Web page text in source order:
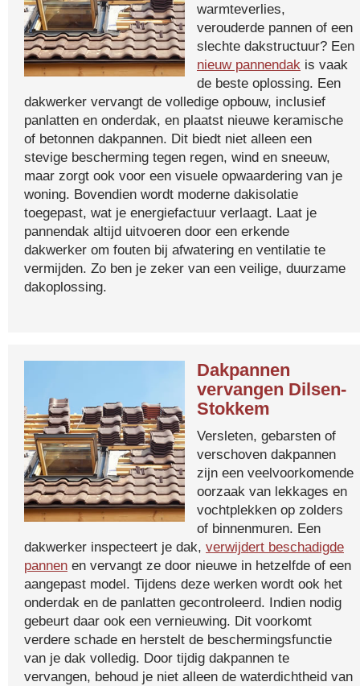
warmteverlies,
verouderde pannen of een
slechte dakstructuur? Een
nieuw pannendak is vaak
de beste oplossing. Een
dakwerker vervangt de volledige opbouw, inclusief
panlatten en onderdak, en plaatst nieuwe keramische
of betonnen dakpannen. Dit biedt niet alleen een
stevige bescherming tegen regen, wind en sneeuw,
maar zorgt ook voor een visuele opwaardering van je
woning. Bovendien wordt moderne dakisolatie
toegepast, wat je energiefactuur verlaagt. Laat je
pannendak altijd uitvoeren door een erkende
dakwerker om fouten bij afwatering en ventilatie te
vermijden. Zo ben je zeker van een veilige, duurzame
dakoplossing.
Dakpannen
vervangen Dilsen-
Stokkem
Versleten, gebarsten of
verschoven dakpannen
zijn een veelvoorkomende
oorzaak van lekkages en
vochtplekken op zolders
of binnenmuren. Een
dakwerker inspecteert je dak, verwijdert beschadigde
pannen en vervangt ze door nieuwe in hetzelfde of een
aangepast model. Tijdens deze werken wordt ook het
onderdak en de panlatten gecontroleerd. Indien nodig
gebeurt daar ook een vernieuwing. Dit voorkomt
verdere schade en herstelt de beschermingsfunctie
van je dak volledig. Door tijdig dakpannen te
vervangen, behoud je niet alleen de waterdichtheid van